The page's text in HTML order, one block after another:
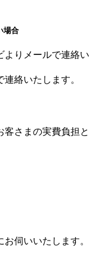
場合
よりメールで連絡い
絡いたします。
客さまの実費負担と
伺いいたします。